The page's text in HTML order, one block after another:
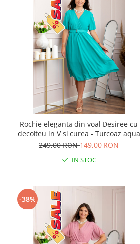
Rochie eleganta din voal Desiree cu
decolteu in V si curea - Turcoaz aqua
249,00 RON149,00 RON
IN STOC
-38%